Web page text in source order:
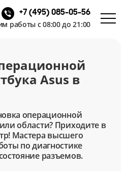
+7 (495) 085-05-56
работы с 08:00 до 21:00
Asus в
операционной
области? Приходите в
Мастера высшего
по диагностике
разъемов.